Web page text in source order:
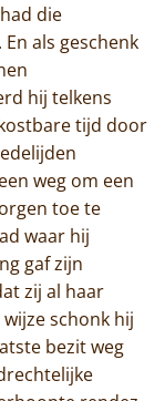
die
als geschenk
hij telkens
tijd door
weg om een
toe te
waar hij
gaf zijn
zij al haar
schonk hij
bezit weg